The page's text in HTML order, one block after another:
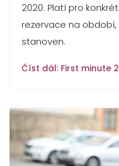
2020. Platí pro
rezervace na
stanoven.
Číst dál: First minute